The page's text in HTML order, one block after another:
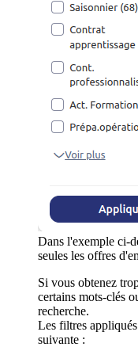
Dans l'exemple ci-
seules les offres
Si vous obtenez
certains mots-clés
recherche.
Les filtres
suivante :